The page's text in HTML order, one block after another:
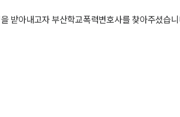
받아내고자 부산학교폭력변호사를 찾아주셨습니